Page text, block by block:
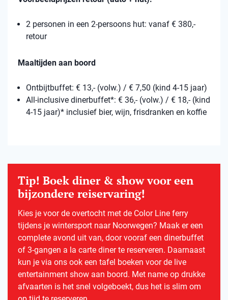
2 personen in een 2-persoons hut: vanaf € 380,-
retour
Maaltijden aan boord
Ontbijtbuffet: € 13,- (volw.) / € 7,50 (kind 4-15 jaar)
All-inclusive dinerbuffet*: € 36,- (volw.) / € 18,- (kind
4-15 jaar)* inclusief bier, wijn, frisdranken en koffie
Tip! Boek diner & show voor een
bijzondere reiservaring!
Kies je voor de overtocht met de Color Line ferry
tijdens je wintersport naar Noorwegen? Maak er een
complete avond uit van, door vooraf een dinerbuffet
of 3-gangen a la carte diner te reserveren. Daarnaast
kun je via ons ook een tafel boeken voor de live
entertainment show aan boord. Met name op drukke
afvaarten is het snel volgeboekt, dus het is slim om